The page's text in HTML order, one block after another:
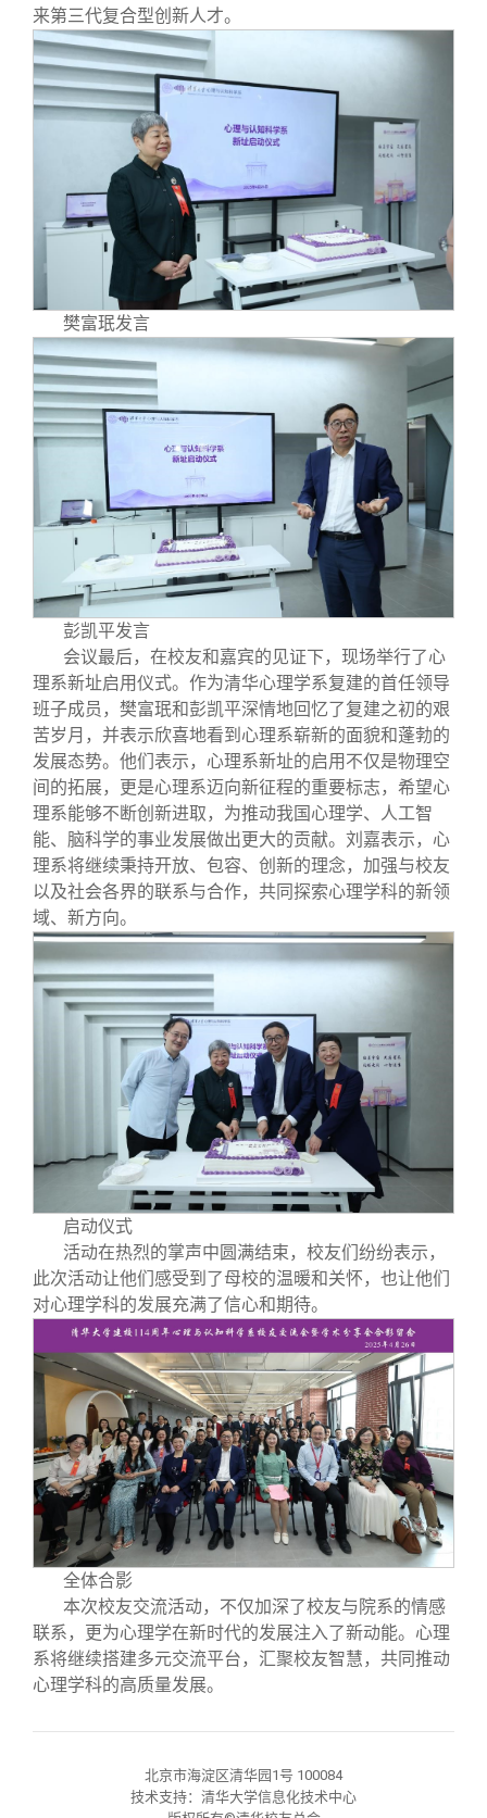
来第三代复合型创新人才。
樊富珉发言
彭凯平发言
会议最后，在校友和嘉宾的见证下，现场举行了心
理系新址启用仪式。作为清华心理学系复建的首任领导
班子成员，樊富珉和彭凯平深情地回忆了复建之初的艰
苦岁月，并表示欣喜地看到心理系崭新的面貌和蓬勃的
发展态势。他们表示，心理系新址的启用不仅是物理空
间的拓展，更是心理系迈向新征程的重要标志，希望心
理系能够不断创新进取，为推动我国心理学、人工智
能、脑科学的事业发展做出更大的贡献。刘嘉表示，心
理系将继续秉持开放、包容、创新的理念，加强与校友
以及社会各界的联系与合作，共同探索心理学科的新领
域、新方向。
启动仪式
活动在热烈的掌声中圆满结束，校友们纷纷表示，
此次活动让他们感受到了母校的温暖和关怀，也让他们
对心理学科的发展充满了信心和期待。
全体合影
本次校友交流活动，不仅加深了校友与院系的情感
联系，更为心理学在新时代的发展注入了新动能。心理
系将继续搭建多元交流平台，汇聚校友智慧，共同推动
心理学科的高质量发展。
北京市海淀区清华园1号 100084
技术支持：清华大学信息化技术中心